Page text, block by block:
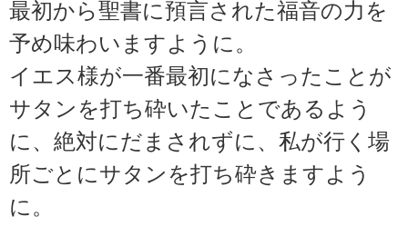
最初から聖書に預言された福音の力を
予め味わいますように。
イエス様が一番最初になさったことが
サタンを打ち砕いたことであるよう
に、絶対にだまされずに、私が行く場
所ごとにサタンを打ち砕きますよう
に。